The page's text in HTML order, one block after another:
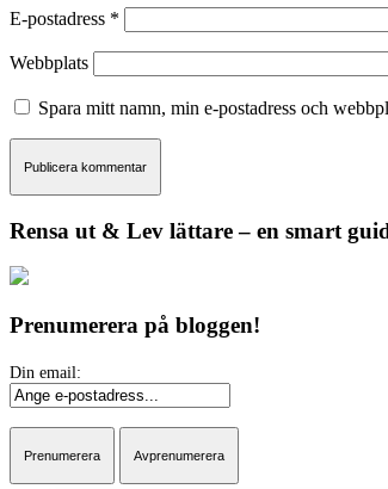
E-postadress *
Webbplats
Spara mitt namn, min e-postadress och
Rensa ut & Lev lättare – en smart
Prenumerera på bloggen!